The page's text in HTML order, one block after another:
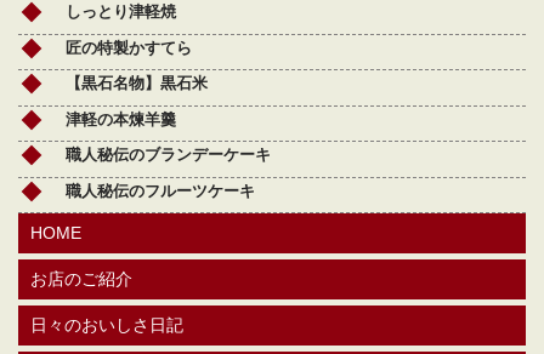
しっとり津軽焼
匠の特製かすてら
【黒石名物】黒石米
津軽の本煉羊羹
職人秘伝のブランデーケーキ
職人秘伝のフルーツケーキ
HOME
お店のご紹介
日々のおいしさ日記